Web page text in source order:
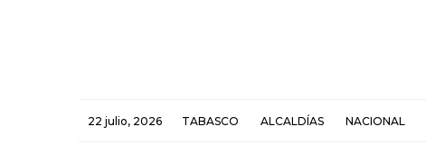
22 julio, 2026 TABASCO ALCALDÍAS NACIONAL